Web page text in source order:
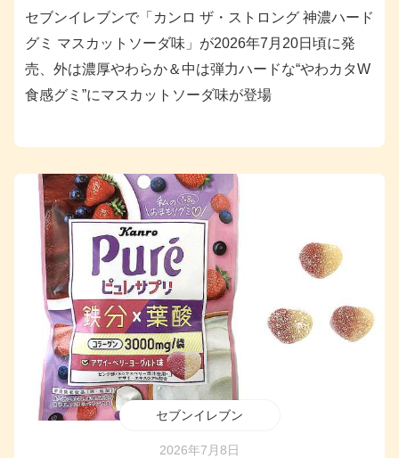
セブンイレブンで「カンロ ザ・ストロング 神濃ハード
グミ マスカットソーダ味」が2026年7月20日頃に発
売、外は濃厚やわらか＆中は弾力ハードな“やわカタW
食感グミ”にマスカットソーダ味が登場
セブンイレブン
2026年7月8日